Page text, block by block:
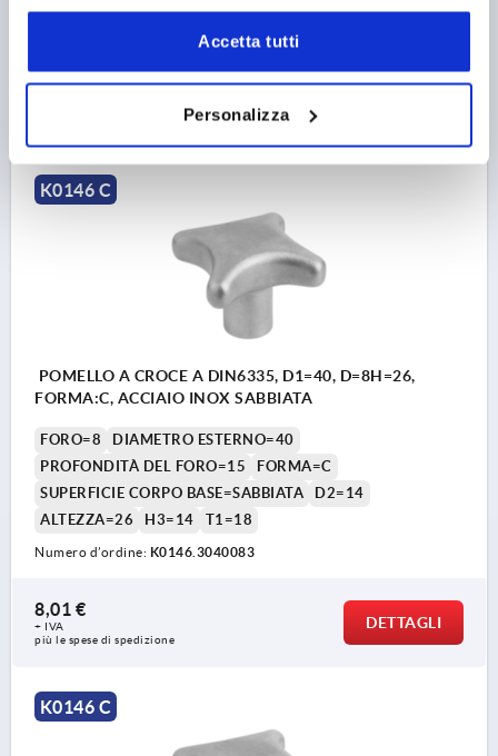
Accetta tutti
Personalizza
K0146.3032063
6,33 €
K0146 C
POMELLO A CROCE A DIN6335, D1=40, D=8H=26,
FORMA:C, ACCIAIO INOX SABBIATA
FORO=8
DIAMETRO ESTERNO=40
PROFONDITÀ DEL FORO=15
FORMA=C
SUPERFICIE CORPO BASE=SABBIATA
D2=14
ALTEZZA=26
H3=14 T1=18
Numero d’ordine: K0146.3040083
8,01 €
+ IVA
più le spese di spedizione
DETTAGLI
K0146 C